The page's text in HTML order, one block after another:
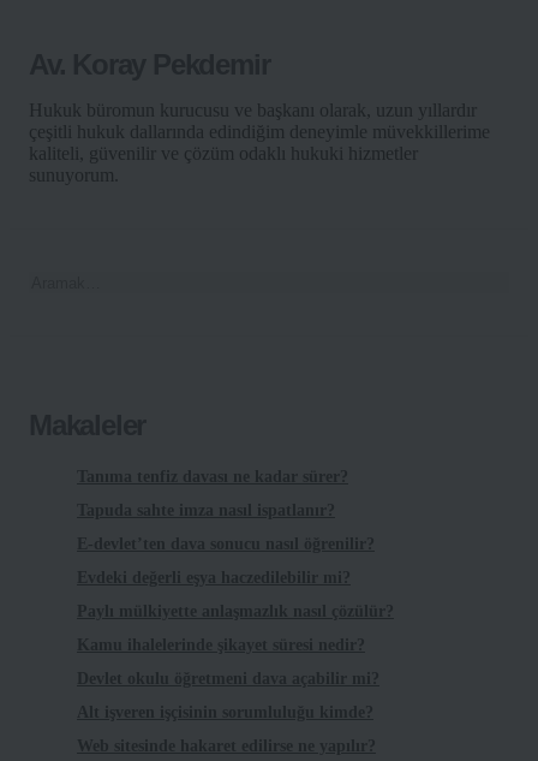
Hukuk büromun kurucusu ve başkanı olarak, uzun yıllardır
çeşitli hukuk dallarında edindiğim deneyimle müvekkillerime
kaliteli, güvenilir ve çözüm odaklı hukuki hizmetler
sunuyorum.